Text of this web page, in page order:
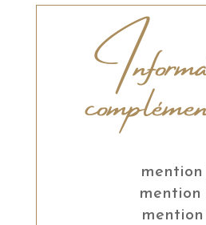
mention
mention
mention